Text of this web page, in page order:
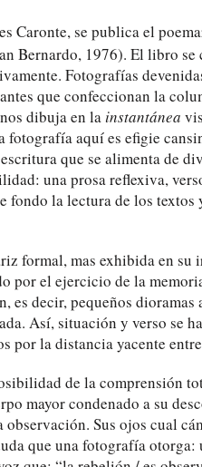
Caronte, se publica el
Bernardo, 1976). El libro
Fotografías
que confeccionan la
dibuja en la instantánea
fotografía aquí es efigie
que se alimenta de
una prosa reflexiva,
fondo la lectura de los
formal, mas exhibida en
por el ejercicio de la
es decir, pequeños
Así, situación y verso se
por la distancia yacente
de la comprensión
mayor condenado a su
Sus ojos cual
que una fotografía otorga: